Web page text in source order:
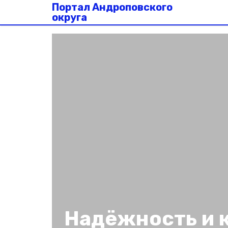
Портал Андроповского
округа
Надёжность и